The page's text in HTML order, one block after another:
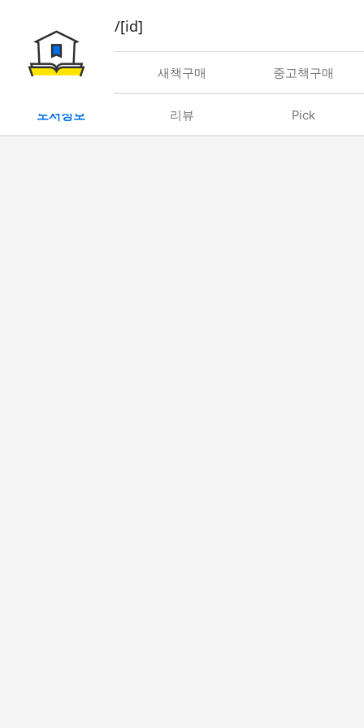
book/rent/[id]
대여 새책구매 중고책구매
도서정보 리뷰 Pick